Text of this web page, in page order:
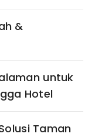
&
untuk
Hotel
Taman